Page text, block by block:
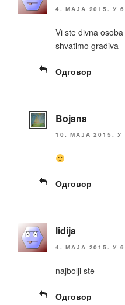
4. МАЈА 2015. У
Vi ste divna
shvatimo gradiva
Одговор
Bojana
10. МАЈА 2015. У
Одговор
lidija
4. МАЈА 2015. У
najbolji ste
Одговор